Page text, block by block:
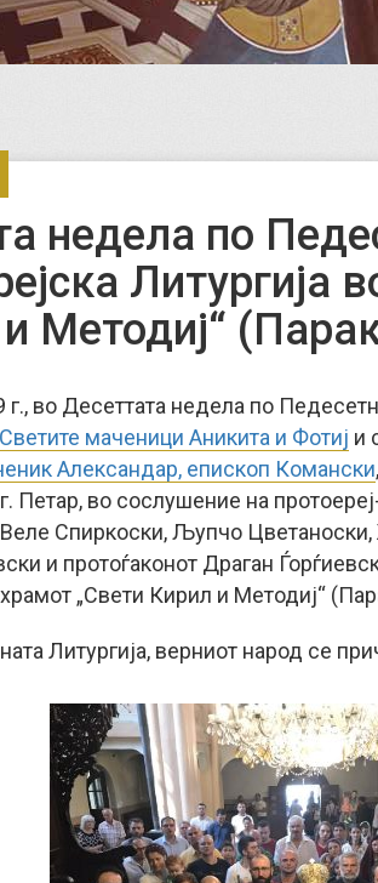
недела по
Литургија
Методиј“
г., во Десеттата недела по
Светите маченици Аникита и Фотиј и
Александар, епископ Комански
Петар, во сослушение на
Спиркоски, Љупчо
и протоѓаконот Драган
храмот „Свети Кирил и Методиј“
Литургија, верниот народ се